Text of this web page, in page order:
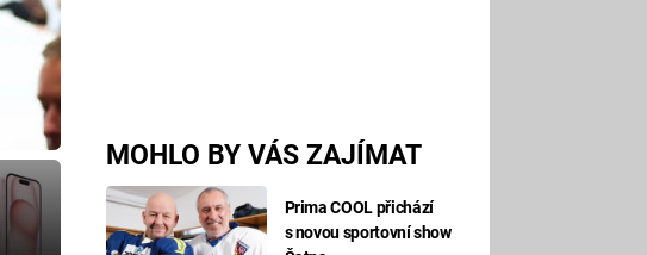
MOHLO BY VÁS ZAJÍMAT
Prima COOL přichází
s novou sportovní show